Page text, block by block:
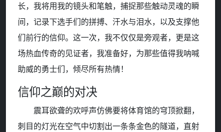
长，我将用我的镜头和笔触，捕捉那些触动灵魂的瞬
间，记录下选手们的拼搏、汗水与泪水，以及支撑他
们前行的信仰。这一次，我不仅仅是旁观者，更是这
场热血传奇的见证者，我准备好，为那些值得我呐喊
助威的勇士们，倾尽所有热情！
信仰之巅的对决
震耳欲聋的欢呼声仿佛要将体育馆的穹顶掀翻，
刺目的灯光在空气中切割出一条条金色的隧道，直射